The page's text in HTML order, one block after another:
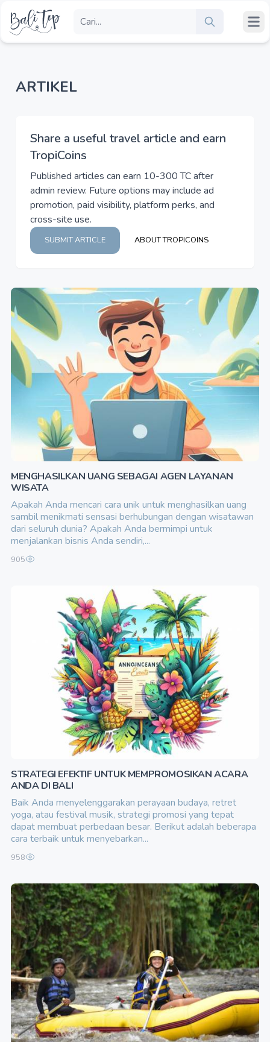
ARTIKEL
Share a useful travel article and earn
TropiCoins
Published articles can earn 10-300 TC after
admin review. Future options may include ad
promotion, paid visibility, platform perks, and
cross-site use.
SUBMIT ARTICLE ABOUT TROPICOINS
MENGHASILKAN UANG SEBAGAI AGEN LAYANAN
WISATA
Apakah Anda mencari cara unik untuk menghasilkan uang
sambil menikmati sensasi berhubungan dengan wisatawan
dari seluruh dunia? Apakah Anda bermimpi untuk
menjalankan bisnis Anda sendiri,...
905
STRATEGI EFEKTIF UNTUK MEMPROMOSIKAN ACARA
ANDA DI BALI
Baik Anda menyelenggarakan perayaan budaya, retret
yoga, atau festival musik, strategi promosi yang tepat
dapat membuat perbedaan besar. Berikut adalah beberapa
cara terbaik untuk menyebarkan...
958